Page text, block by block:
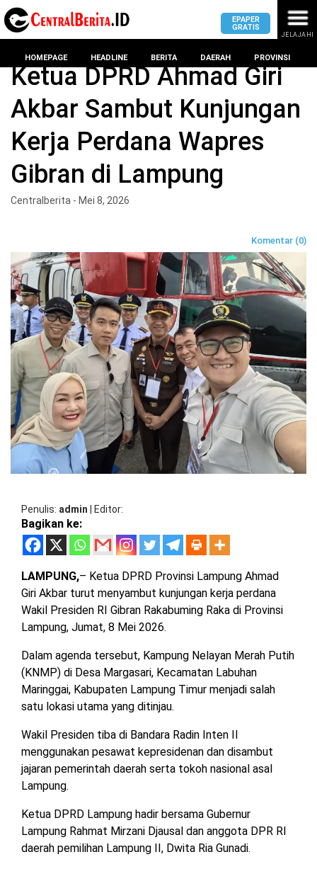
MASUK
KOTA
METRO
PESAWARAN
TANGGAMUS
PRINGSEWU
LAMPUNG
SELATAN
LAMPUNG
TENGAH
BARAT
LAMPUNG
LAMPUNG
UTARA
PESISIR
BARAT
TULANG
TULANG
BAWANG
BARAT
WAYKANAN
DPRD
KOTA
BANDAR
LAMPUNG
DPRD
METRO
DPRD
PESAWARAN
DPRD
TANGGAMUS
DPRD
DPRD
LAMSEL
LAMTENG
DPRD
LAMBAR
DPRD
LAMTIM
DPRD
LAMPUNG
UTARA
DPRD
MESUJI
DPRD
PESISIR
BARAT
PROVINSI
LAMPUNG
BANTEN
JAWAB
BARAT
DKI
JAKARTA
EPAPER
GRATIS
JELAJAHI
HOMEPAGE HEADLINE BERITA DAERAH PROVINSI
Ketua DPRD Ahmad Giri
Akbar Sambut Kunjungan
Kerja Perdana Wapres
Gibran di Lampung
Centralberita - Mei 8, 2026
Komentar (0)
Penulis admin Editor
Bagikan ke:
LAMPUNG,– Ketua DPRD Provinsi Lampung Ahmad
Giri Akbar turut menyambut kunjungan kerja perdana
Wakil Presiden RI Gibran Rakabuming Raka di Provinsi
Lampung, Jumat, 8 Mei 2026.
Dalam agenda tersebut, Kampung Nelayan Merah Putih
(KNMP) di Desa Margasari, Kecamatan Labuhan
Maringgai, Kabupaten Lampung Timur menjadi salah
satu lokasi utama yang ditinjau.
Wakil Presiden tiba di Bandara Radin Inten II
menggunakan pesawat kepresidenan dan disambut
jajaran pemerintah daerah serta tokoh nasional asal
Lampung.
Ketua DPRD Lampung hadir bersama Gubernur
Lampung Rahmat Mirzani Djausal dan anggota DPR RI
daerah pemilihan Lampung II, Dwita Ria Gunadi.